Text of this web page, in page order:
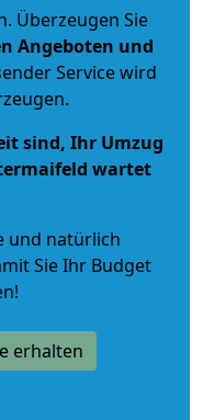
Überzeugen Sie
Angeboten und
Service wird
sind, Ihr Umzug
wartet
und natürlich
Sie Ihr Budget
erhalten